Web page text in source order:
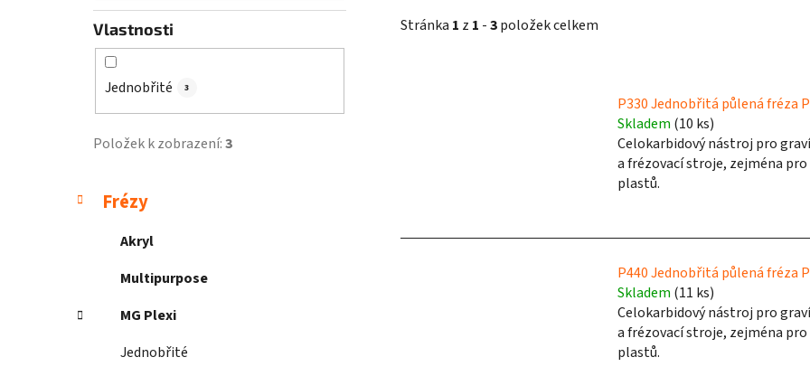
Vlastnosti
Jednobřité 3
Položek k zobrazení:3
Přeskočit
kategorie
K
a
r
Frézy
Akryl
Multipurpose
MG Plexi
Jednobřité
Stránka 1 z 1 -3položek celkem
o
P330 Jednobřitá půlená fréza
Skladem (10 ks)
Celokarbidový nástroj pro
a frézovací stroje, zejména
plastů.
P440 Jednobřitá půlená fréza
Skladem (11 ks)
Celokarbidový nástroj pro
a frézovací stroje, zejména
plastů.